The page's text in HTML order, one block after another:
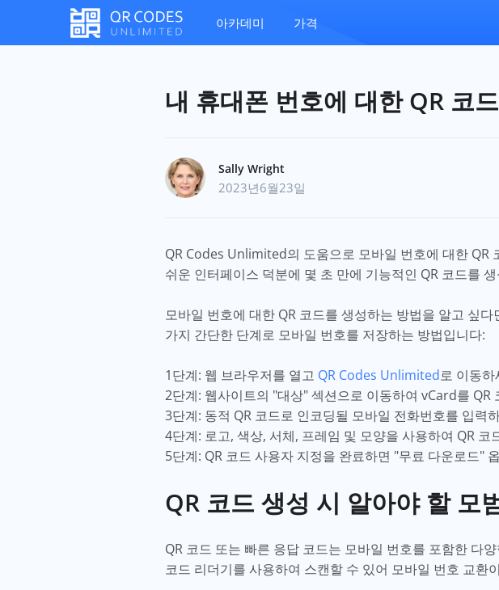
아카데미 가격
내 휴대폰 번호에 대한 QR 코
Sally Wright
2023년6월23일
QR Codes Unlimited의 도움으로 모바일 번호에 대한 QR
쉬운 인터페이스 덕분에 몇 초 만에 기능적인 QR 코드를
모바일 번호에 대한 QR 코드를 생성하는 방법을 알고 싶
가지 간단한 단계로 모바일 번호를 저장하는 방법입니다:
1단계: 웹 브라우저를 열고 QR Codes Unlimited로 이동하
2단계: 웹사이트의 "대상" 섹션으로 이동하여 vCard를 QR
3단계: 동적 QR 코드로 인코딩될 모바일 전화번호를 입력
4단계: 로고, 색상, 서체, 프레임 및 모양을 사용하여 QR 코
5단계: QR 코드 사용자 지정을 완료하면 "무료 다운로드"
QR 코드 생성 시 알아야 할 모
QR 코드 또는 빠른 응답 코드는 모바일 번호를 포함한 다
코드 리더기를 사용하여 스캔할 수 있어 모바일 번호 교환